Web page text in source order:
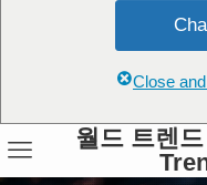
Close
월드 트렌